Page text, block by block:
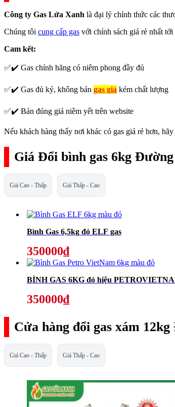
Công ty Gas Lửa Xanh là đại lý chính thức các
Chúng tôi cung cấp gas với chính sách giá rẻ nhất tới
Cam kết:
✅✔️ Gas chính hãng có niêm phong đầy đủ
✅✔️ Gas đủ ký, không bán gas giả kém chất lượng
✅✔️ Bán đúng giá niêm yết trên website
Nếu khách hàng thấy nơi khác có gas giá rẻ hơn,
Giá Đổi bình gas 6kg
Giá Cao - Thấp Giá Thấp - Cao
Bình Gas 6,5kg đỏ ELF gas
350000₫
BÌNH GAS 6KG đỏ hiệu
350000₫
Cửa hàng đổi gas xám
Giá Cao - Thấp Giá Thấp - Cao